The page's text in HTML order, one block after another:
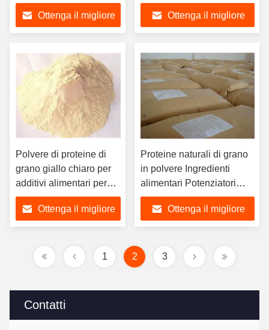
Contatti
proteine per additivi
alimentari naturali
Ottenga il migliore
base di pasta
Ottenga il migliore
Polvere di proteine di
grano giallo chiaro per
additivi alimentari per
pizza / pasta
Ottenga il migliore
Proteine naturali di grano
in polvere Ingredienti
alimentari Potenziatori
nutrizionali
Ottenga il migliore
1 2 3